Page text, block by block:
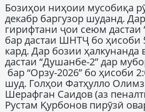
Бозиҳои ниҳоии мусобиқа
декабр баргузор шуданд.
гирифтани ҷои сеюм дастаи
бар дастаи ШНТҶ бо ҳисоби
кард. Дар бозии ҳалкунанда
дастаи “Душанбе-2” дар
бар “Орзу-2026” бо ҳисоби
шуд. Голҳои Фатҳулло
Шерафган Саидов (аз
Рустам Қурбонов пирӯзӣ